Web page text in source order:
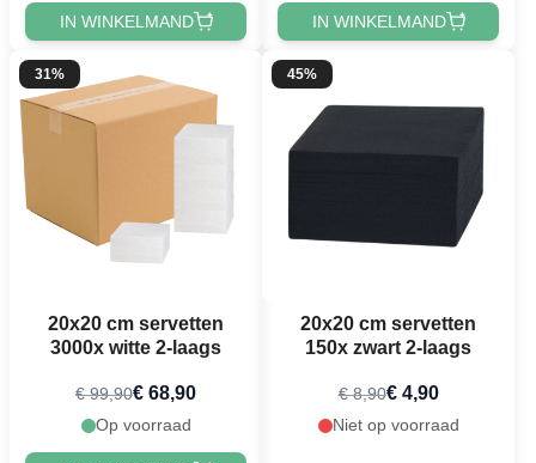
IN WINKELMAND IN WINKELMAND
31%
20x20 cm servetten
3000x witte 2-laags
€ 99,90€ 68,90
Op voorraad
45%
20x20 cm servetten
150x zwart 2-laags
€ 8,90€ 4,90
Niet op voorraad